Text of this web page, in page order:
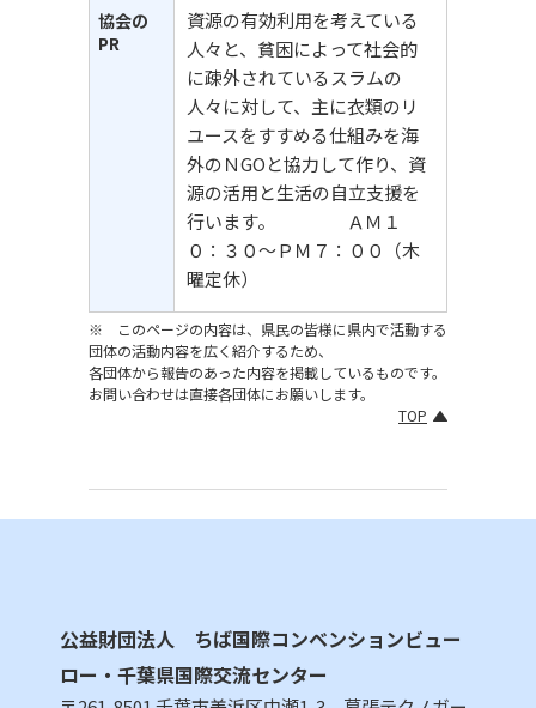
協会の
PR
資源の有効利用を考えている
人々と、貧困によって社会的
に疎外されているスラムの
人々に対して、主に衣類のリ
ユースをすすめる仕組みを海
外のＮGOと協力して作り、資
源の活用と生活の自立支援を
行います。 ＡＭ１
０：３０～ＰＭ７：００（木
曜定休）
※ このページの内容は、県民の皆様に県内で活動する
団体の活動内容を広く紹介するため、
各団体から報告のあった内容を掲載しているものです。
お問い合わせは直接各団体にお願いします。
TOP
公益財団法人 ちば国際コンベンションビュー
ロー・千葉県国際交流センター